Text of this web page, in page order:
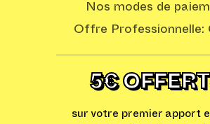
Nos modes de
Offre Professionnelle:
5€
sur votre premier apport